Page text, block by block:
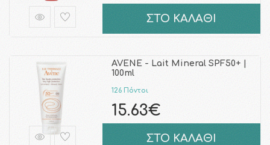
ΣΤΟ ΚΑΛΑΘΙ
AVENE - Lait Mineral SPF50+ |
100ml
126 Πόντοι
15.63€
ΣΤΟ ΚΑΛΑΘΙ